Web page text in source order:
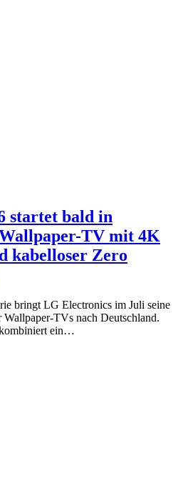
startet bald in
TV mit 4K
kabelloser Zero
bringt LG Electronics im Juli seine
Wallpaper-TVs nach Deutschland.
ein…